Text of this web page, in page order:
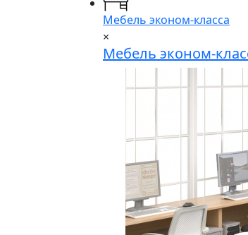
Мебель эконом-класса
×
Мебель эконом-